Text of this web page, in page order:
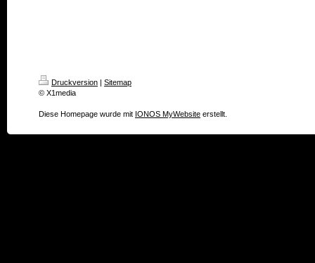
Druckversion
Sitemap
© X1media
Diese Homepage wurde mit IONOS MyWebsite erstellt.